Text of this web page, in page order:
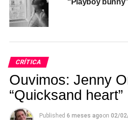
que Beth Gibbons lançou no ano
resenhou por aqui
da vez noTiny Desk Concerts
apertarem-se entre prateleiras e
solo da cantora do Portishead
daqueles vídeos que não dá pra
“Playboy bunny”
CRÍTICA
Ouvimos: Jenny
“Quicksand heart”
Published 6 meses agoon 02/